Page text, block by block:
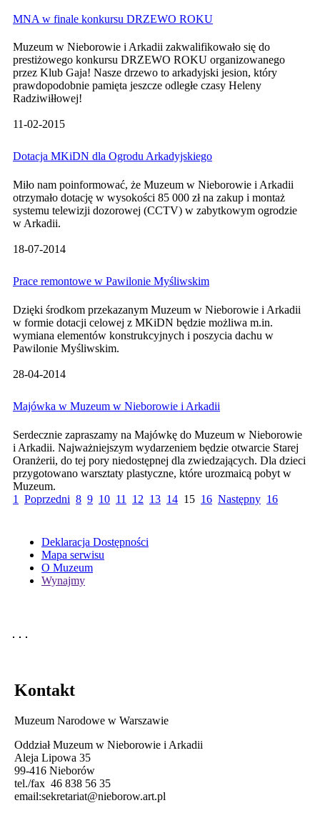
MNA w finale konkursu DRZEWO ROKU
Muzeum w Nieborowie i Arkadii zakwalifikowało się do
prestiżowego konkursu DRZEWO ROKU organizowanego
przez Klub Gaja! Nasze drzewo to arkadyjski jesion, który
prawdopodobnie pamięta jeszcze odległe czasy Heleny
Radziwiłłowej!
11-02-2015
Dotacja MKiDN dla Ogrodu Arkadyjskiego
Miło nam poinformować, że Muzeum w Nieborowie i Arkadii
otrzymało dotację w wysokości 85 000 zł na zakup i montaż
systemu telewizji dozorowej (CCTV) w zabytkowym ogrodzie
w Arkadii.
18-07-2014
Prace remontowe w Pawilonie Myśliwskim
Dzięki środkom przekazanym Muzeum w Nieborowie i Arkadii
w formie dotacji celowej z MKiDN będzie możliwa m.in.
wymiana elementów konstrukcyjnych i poszycia dachu w
Pawilonie Myśliwskim.
28-04-2014
Majówka w Muzeum w Nieborowie i Arkadii
Serdecznie zapraszamy na Majówkę do Muzeum w Nieborowie
i Arkadii. Najważniejszym wydarzeniem będzie otwarcie Starej
Oranżerii, do tej pory niedostępnej dla zwiedzających. Dla dzieci
przygotowano warsztaty plastyczne, które urozmaicą pobyt w
Muzeum.
1
Poprzedni 8 9 10 11 12 13 14 15 16 Następny 16
Deklaracja Dostępności
Mapa serwisu
O Muzeum
Wynajmy
Kontakt
Muzeum Narodowe w Warszawie
Oddział Muzeum w Nieborowie i Arkadii
Aleja Lipowa 35
99-416 Nieborów
tel./fax 46 838 56 35
email:sekretariat@nieborow.art.pl